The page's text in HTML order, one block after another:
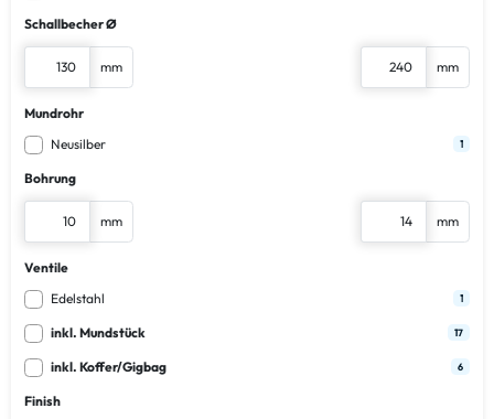
Schallbecher Ø
mm mm
Mundrohr
Neusilber
1
Bohrung
mm mm
Ventile
Edelstahl
1
inkl. Mundstück 17
inkl. Koffer/Gigbag 6
Finish